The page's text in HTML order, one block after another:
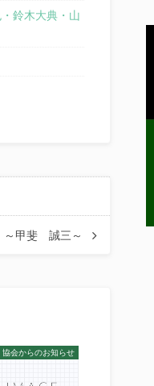
鈴木大典・山
～甲斐 誠三～
協会からのお知らせ